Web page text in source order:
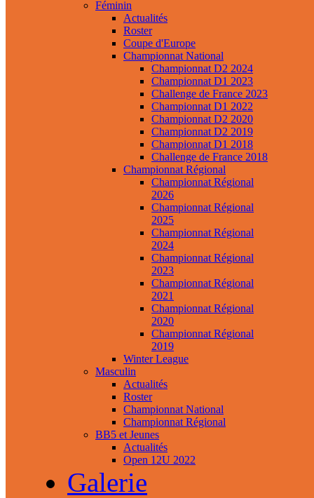
Féminin
Actualités
Roster
Coupe d'Europe
Championnat National
Championnat D2 2024
Championnat D1 2023
Challenge de France 2023
Championnat D1 2022
Championnat D2 2020
Championnat D2 2019
Championnat D1 2018
Challenge de France 2018
Championnat Régional
Championnat Régional
2026
Championnat Régional
2025
Championnat Régional
2024
Championnat Régional
2023
Championnat Régional
2021
Championnat Régional
2020
Championnat Régional
2019
Winter League
Masculin
Actualités
Roster
Championnat National
Championnat Régional
BB5 et Jeunes
Actualités
Open 12U 2022
Galerie